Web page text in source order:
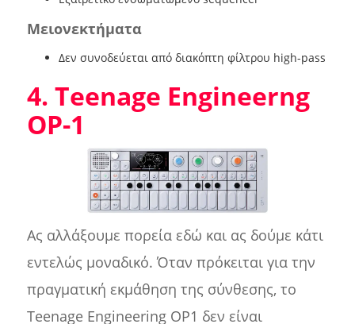
Μειονεκτήματα
Δεν συνοδεύεται από διακόπτη φίλτρου high-pass
4. Teenage Engineerng
OP-1
Ας αλλάξουμε πορεία εδώ και ας δούμε κάτι
εντελώς μοναδικό. Όταν πρόκειται για την
πραγματική εκμάθηση της σύνθεσης, το
Teenage Engineering OP1 δεν είναι